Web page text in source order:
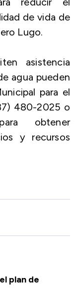
de vida de
Lugo.
asistencia
agua pueden
para el
480-2025 o
obtener
y recursos
plan de